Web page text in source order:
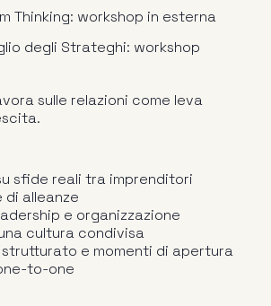
Thinking: workshop in esterna
degli Strateghi: workshop
sulle relazioni come leva
sfide reali tra imprenditori
alleanze
e organizzazione
cultura condivisa
e momenti di apertura
to-one